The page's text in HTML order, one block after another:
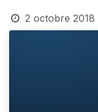
2 octobre 2018